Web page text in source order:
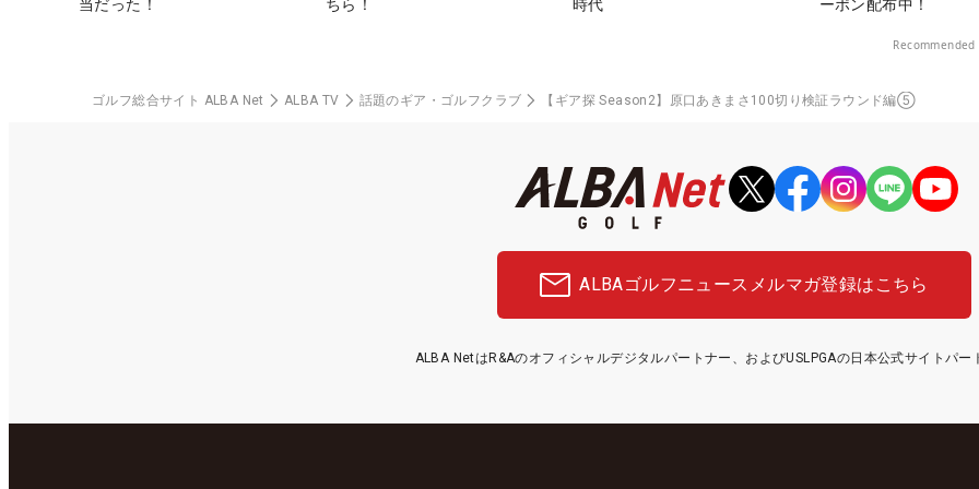
Recommended
ゴルフ総合サイト ALBA Net ALBA TV 話題のギア・ゴルフクラブ 【ギア探 Season2】原口あきまさ100切り検証ラウンド編⑤
ALBAゴルフニュース メルマガ登録はこちら
ALBA NetはR&Aのオフィシャルデジタルパートナー、およびUSLPGAの日本公式サイトパー